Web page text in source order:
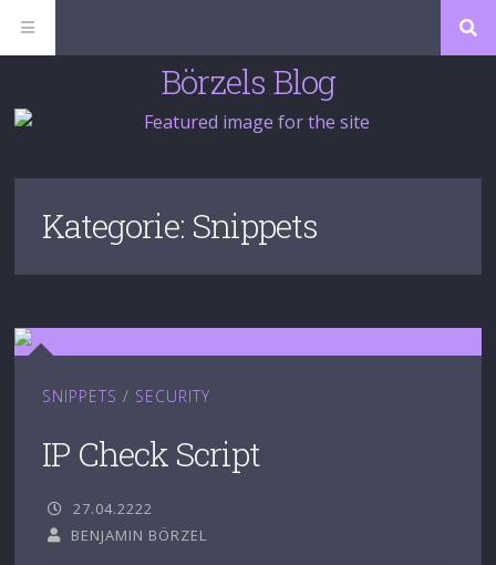
Börzels Blog
Kategorie: Snippets
SNIPPETS / SECURITY
IP Check Script
27.04.2222
BENJAMIN BÖRZEL